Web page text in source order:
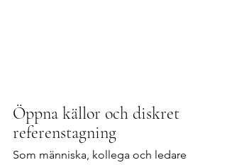
Öppna källor och diskret
referenstagning
Som människa, kollega och ledare